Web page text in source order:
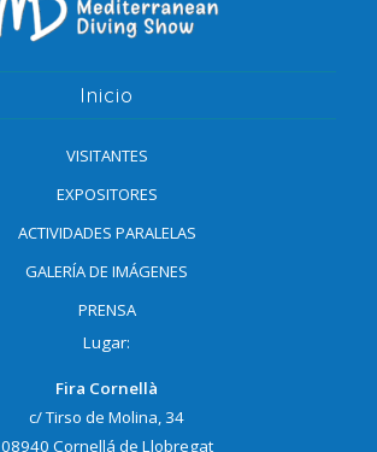
Inicio
VISITANTES
EXPOSITORES
ACTIVIDADES PARALELAS
GALERÍA DE IMÁGENES
PRENSA
Lugar:
Fira Cornellà
c/ Tirso de Molina, 34
08940 Cornellá de Llobregat